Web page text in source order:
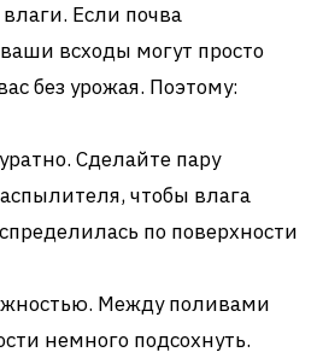
Если почва
всходы могут просто
без урожая. Поэтому:
Сделайте пару
чтобы влага
по поверхности
Между поливами
немного подсохнуть.